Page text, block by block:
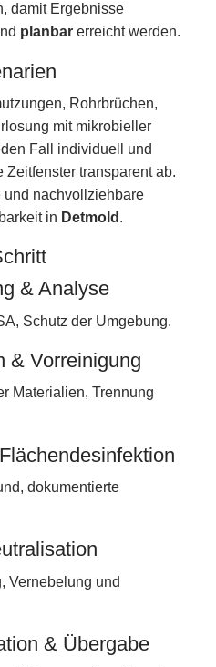
damit Ergebnisse
planbar erreicht werden.
Rohrbrüchen,
mit mikrobieller
Fall individuell und
transparent ab.
nachvollziehbare
in Detmold .
& Analyse
Schutz der Umgebung.
& Vorreinigung
Materialien, Trennung
dokumentierte
Vernebelung und
& Übergabe